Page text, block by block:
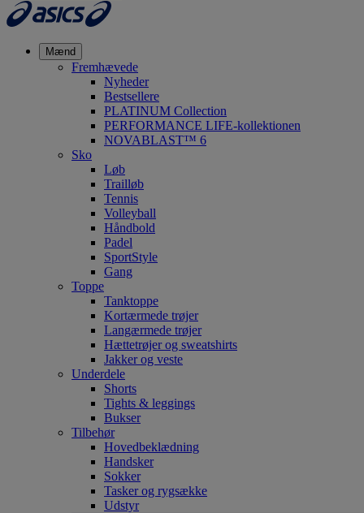
Mænd
Fremhævede
Nyheder
Bestsellere
PLATINUM Collection
PERFORMANCE LIFE-kollektionen
NOVABLAST™ 6
Sko
Løb
Trailløb
Tennis
Volleyball
Håndbold
Padel
SportStyle
Gang
Toppe
Tanktoppe
Kortærmede trøjer
Langærmede trøjer
Hættetrøjer og sweatshirts
Jakker og veste
Underdele
Shorts
Tights & leggings
Bukser
Tilbehør
Hovedbeklædning
Handsker
Sokker
Tasker og rygsække
Udstyr